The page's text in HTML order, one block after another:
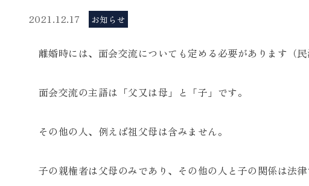
2021.12.17 お知らせ
離婚時には、面会交流についても定める必要があります（民
面会交流の主語は「父又は母」と「子」です。
その他の人、例えば祖父母は含みません。
子の親権者は父母のみであり、その他の人と子の関係は法律